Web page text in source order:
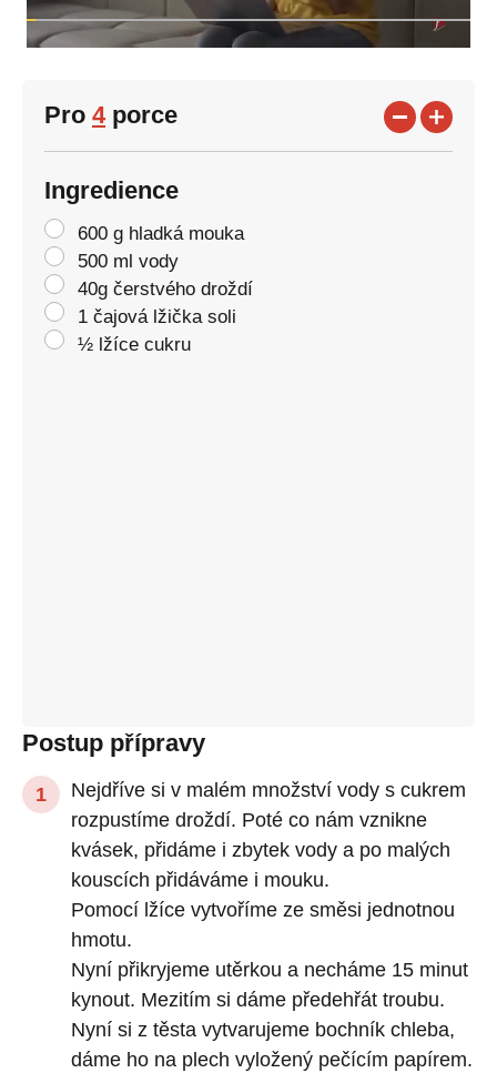
Pro 4porce
Ingredience
600 g hladká mouka
500 ml vody
40g čerstvého droždí
1 čajová lžička soli
½ lžíce cukru
Postup přípravy
Nejdříve si v malém množství vody s cukrem
rozpustíme droždí. Poté co nám vznikne
kvásek, přidáme i zbytek vody a po malých
kouscích přidáváme i mouku.
Pomocí lžíce vytvoříme ze směsi jednotnou
hmotu.
Nyní přikryjeme utěrkou a necháme 15 minut
kynout. Mezitím si dáme předehřát troubu.
Nyní si z těsta vytvarujeme bochník chleba,
dáme ho na plech vyložený pečícím papírem.